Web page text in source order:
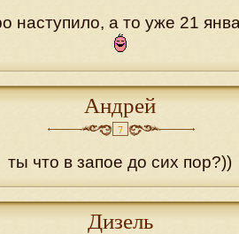
наступило, а то уже 21
Андрей
7
ты что в запое до сих пор?))
Дизель